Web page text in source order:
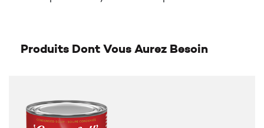
Produits Dont Vous Aurez Besoin